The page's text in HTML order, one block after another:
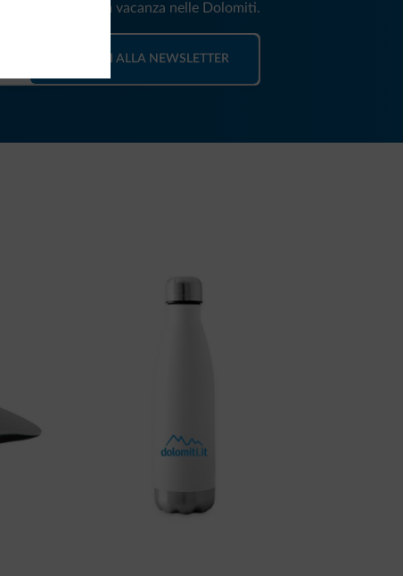
e news per la tua vacanza nelle Dolomiti.
ISCRIVITI ALLA NEWSLETTER